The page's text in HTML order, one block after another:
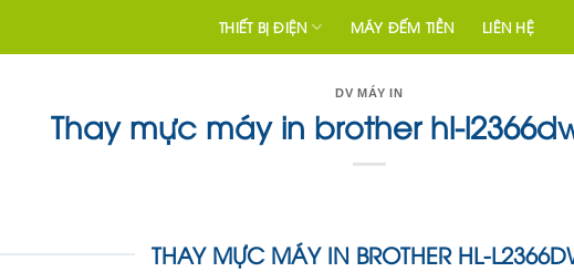
THIẾT BỊ ĐIỆN MÁY ĐẾM TIỀN LIÊN HỆ
DV MÁY IN
Thay mực máy in brother hl-
THAY MỰC MÁY IN BROTHER HL-